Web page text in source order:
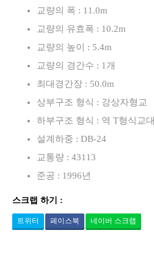
교량의 폭 : 11.0m
교량의 유효폭 : 10.2m
교량의 높이 : 5.4m
교량의 경간수 : 1개
최대경간장 : 50.0m
상부구조 형식 : 강상자형교
하부구조 형식 : 역 T형식교대
설계하중 : DB-24
교통량 : 43113
준공 : 1996년
스크랩 하기 :
트위터 페이스북 네이버 스크랩